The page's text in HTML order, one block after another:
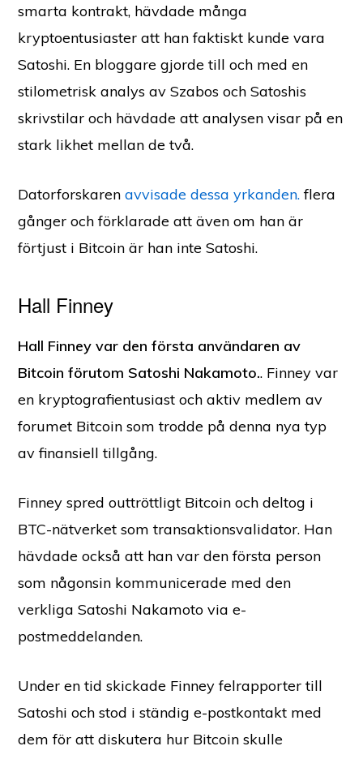
smarta kontrakt, hävdade många
kryptoentusiaster att han faktiskt kunde vara
Satoshi. En bloggare gjorde till och med en
stilometrisk analys av Szabos och Satoshis
skrivstilar och hävdade att analysen visar på en
stark likhet mellan de två.
Datorforskarenavvisade dessa yrkanden.flera
gånger och förklarade att även om han är
förtjust i Bitcoin är han inte Satoshi.
Hall Finney
Hall Finney var den första användaren av
Bitcoin förutom Satoshi Nakamoto.. Finney var
en kryptografientusiast och aktiv medlem av
forumet Bitcoin som trodde på denna nya typ
av finansiell tillgång.
Finney spred outtröttligt Bitcoin och deltog i
BTC-nätverket som transaktionsvalidator. Han
hävdade också att han var den första person
som någonsin kommunicerade med den
verkliga Satoshi Nakamoto via e-
postmeddelanden.
Under en tid skickade Finney felrapporter till
Satoshi och stod i ständig e-postkontakt med
dem för att diskutera hur Bitcoin skulle